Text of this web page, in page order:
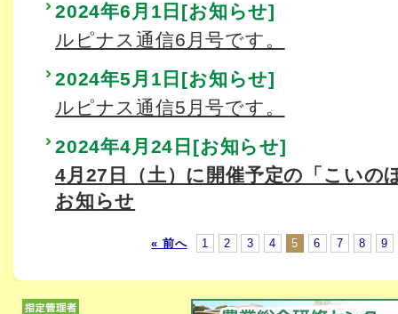
2024年6月1日[お知らせ]
ルピナス通信6月号です。
2024年5月1日[お知らせ]
ルピナス通信5月号です。
2024年4月24日[お知らせ]
4月27日（土）に開催予定の「こいの
お知らせ
« 前へ 1 2 3 4 5 6 7 8 9